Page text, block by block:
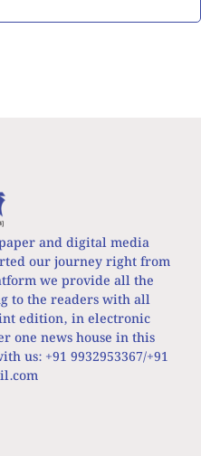
and digital media
our journey right from
we provide all the
to the readers with all
edition, in electronic
one news house in this
us: +91 9932953367/+91